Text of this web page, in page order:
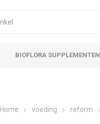
BIOFLORA SUPPLEMENTEN
Home voeding reform